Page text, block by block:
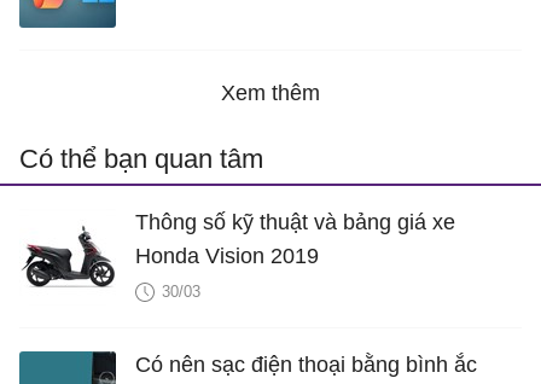
Xem thêm
Có thể bạn quan tâm
Thông số kỹ thuật và bảng giá xe
Honda Vision 2019
30/03
Có nên sạc điện thoại bằng bình ắc